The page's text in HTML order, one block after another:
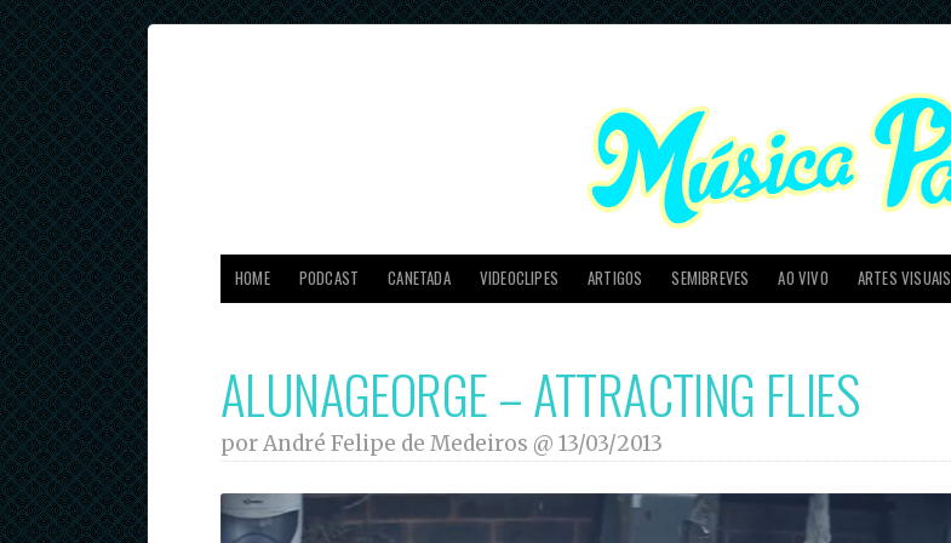
HOME PODCAST CANETADA VIDEOCLIPES ARTIGOS SEMIBREVES AO VIVO ARTES VISUAIS
ALUNAGEORGE – ATTRACTING FLIES
por André Felipe de Medeiros @ 13/03/2013